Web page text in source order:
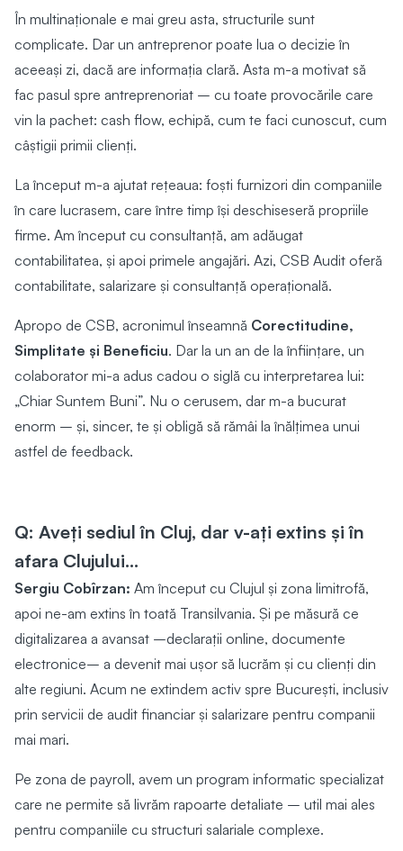
În multinaționale e mai greu asta, structurile sunt
complicate. Dar un antreprenor poate lua o decizie în
aceeași zi, dacă are informația clară. Asta m-a motivat să
fac pasul spre antreprenoriat – cu toate provocările care
vin la pachet: cash flow, echipă, cum te faci cunoscut, cum
câștigii primii clienți.
La început m-a ajutat rețeaua: foști furnizori din companiile
în care lucrasem, care între timp își deschiseseră propriile
firme. Am început cu consultanță, am adăugat
contabilitatea, și apoi primele angajări. Azi, CSB Audit oferă
contabilitate, salarizare și consultanță operațională.
Apropo de CSB, acronimul înseamnă Corectitudine,
Simplitate și Beneficiu. Dar la un an de la înființare, un
colaborator mi-a adus cadou o siglă cu interpretarea lui:
„Chiar Suntem Buni”. Nu o cerusem, dar m-a bucurat
enorm – și, sincer, te și obligă să rămâi la înălțimea unui
astfel de feedback.
Q: Aveți sediul în Cluj, dar v-ați extins și în
afara Clujului...
Sergiu Cobîrzan: Am început cu Clujul și zona limitrofă,
apoi ne-am extins în toată Transilvania. Și pe măsură ce
digitalizarea a avansat –declarații online, documente
electronice– a devenit mai ușor să lucrăm și cu clienți din
alte regiuni. Acum ne extindem activ spre București, inclusiv
prin servicii de audit financiar și salarizare pentru companii
mai mari.
Pe zona de payroll, avem un program informatic specializat
care ne permite să livrăm rapoarte detaliate – util mai ales
pentru companiile cu structuri salariale complexe.